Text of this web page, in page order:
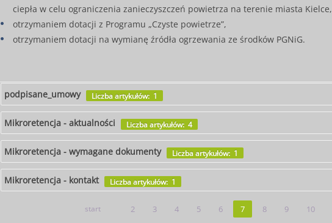
ciepła w celu ograniczenia zanieczyszczeń powietrza na terenie miasta Kielce,
otrzymaniem dotacji z Programu „Czyste powietrze”,
otrzymaniem dotacji na wymianę źródła ogrzewania ze środków PGNiG.
podpisane_umowy Liczba artykułów: 1
Mikroretencja - aktualności Liczba artykułów: 4
Mikroretencja - wymagane dokumenty Liczba artykułów: 1
Mikroretencja - kontakt Liczba artykułów: 1
start 2 3 4 5 6 7 8 9 10